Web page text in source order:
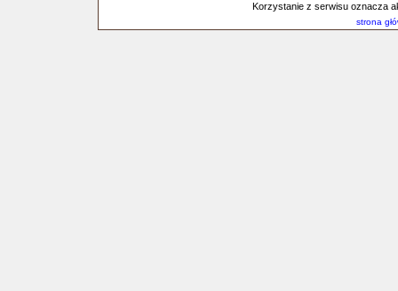
Korzystanie z serwisu oznacza
strona